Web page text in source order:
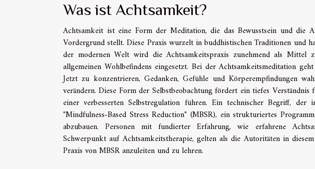
Was ist Achtsamkeit?
Achtsamkeit ist eine Form der Meditation, die das Bewusstsein und die
Vordergrund stellt. Diese Praxis wurzelt in buddhistischen Traditionen und
der modernen Welt wird die Achtsamkeitspraxis zunehmend als Mittel
allgemeinen Wohlbefindens eingesetzt. Bei der Achtsamkeitsmeditation
Jetzt zu konzentrieren, Gedanken, Gefühle und Körperempfindungen
verändern. Diese Form der Selbstbeobachtung fördert ein tiefes
einer verbesserten Selbstregulation führen. Ein technischer Begriff,
"Mindfulness-Based Stress Reduction" (MBSR), ein strukturiertes
abzubauen. Personen mit fundierter Erfahrung, wie erfahrene
Schwerpunkt auf Achtsamkeitstherapie, gelten als die Autoritäten in
Praxis von MBSR anzuleiten und zu lehren.